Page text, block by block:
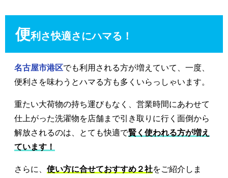
便利さ快適さにハマる！
名古屋市港区でも利用される方が増えていて、一度、
便利さを味わうとハマる方も多くいらっしゃいます。
重たい大荷物の持ち運びもなく、営業時間にあわせて
仕上がった洗濯物を店舗まで引き取りに行く面倒から
解放されるのは、とても快適で賢く使われる方が増え
ています！
さらに、 使い方に合せておすすめ２社をご紹介しま